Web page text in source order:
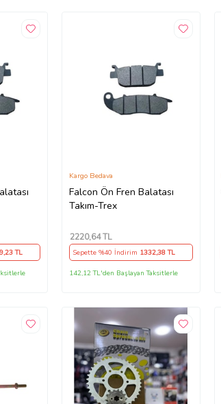
,23 TL
Falcon Ön Fren Balatası
Takım-Trex
Kargo Bedava
2220,64 TL
Sepette %40 İndirim 1332,38 TL
142,12 TL'den Başlayan Taksitlerle